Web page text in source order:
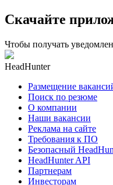
Скачайте
Чтобы получать
HeadHunter
Размещение
Поиск по резюме
О компании
Наши вакансии
Реклама на сайте
Требования к ПО
Безопасный
HeadHunter API
Партнерам
Инвесторам